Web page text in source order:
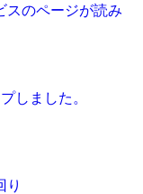
スのページが読み
しました。
り